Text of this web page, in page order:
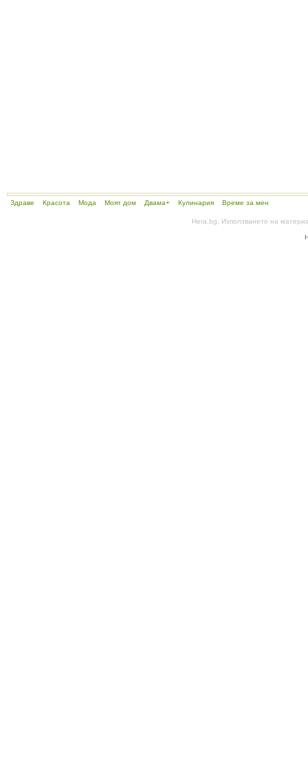
Здраве Красота Мода Моят дом Двама+ Кулинария Време за мен
Hera.bg. Използването на